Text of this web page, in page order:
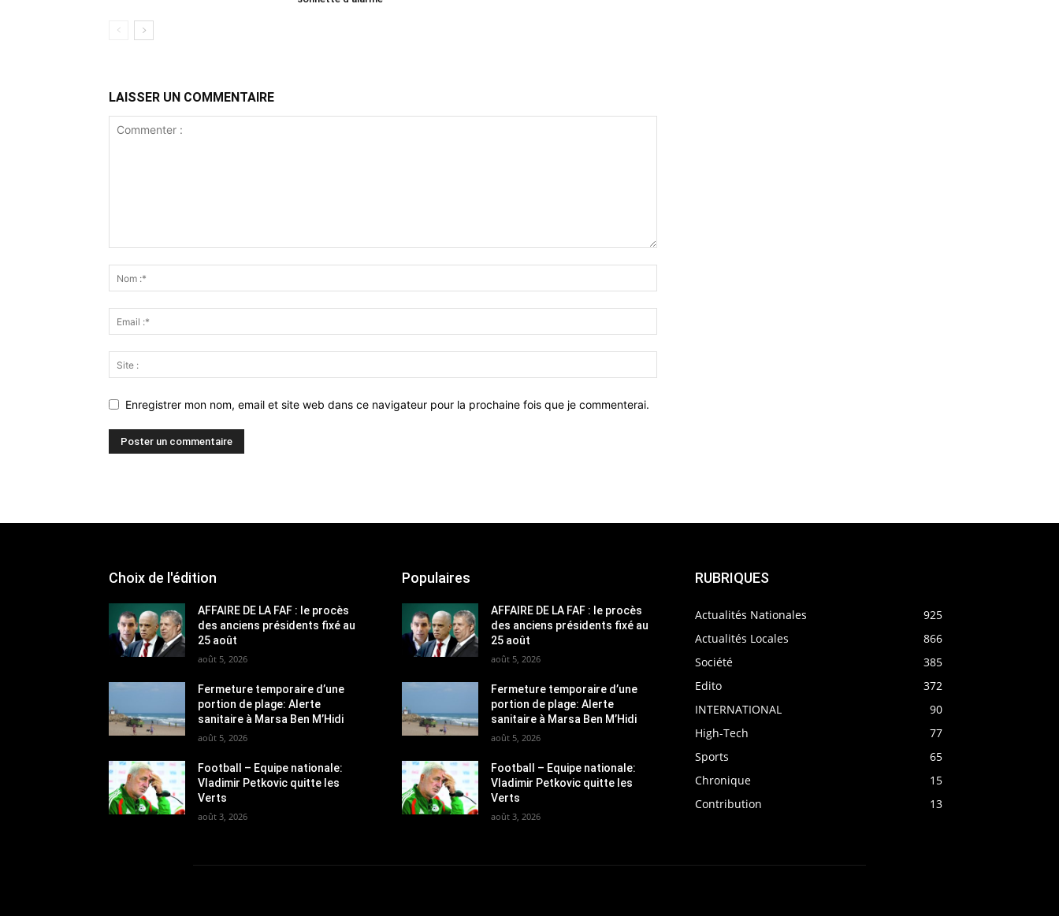
LAISSER UN COMMENTAIRE
Enregistrer mon nom, email et site web dans ce navigateur pour la prochaine fois que je commenterai.
Choix de l'édition
AFFAIRE DE LA FAF : le procès
des anciens présidents fixé au
25 août
août 5, 2026
Fermeture temporaire d’une
portion de plage: Alerte
sanitaire à Marsa Ben M’Hidi
août 5, 2026
Football – Equipe nationale:
Vladimir Petkovic quitte les
Verts
août 3, 2026
Populaires
AFFAIRE DE LA FAF : le procès
des anciens présidents fixé au
25 août
août 5, 2026
Fermeture temporaire d’une
portion de plage: Alerte
sanitaire à Marsa Ben M’Hidi
août 5, 2026
Football – Equipe nationale:
Vladimir Petkovic quitte les
Verts
août 3, 2026
RUBRIQUES
Actualités Nationales
925
Actualités Locales
866
Société
385
Edito
372
INTERNATIONAL
90
High-Tech
77
Sports
65
Chronique
15
Contribution
13